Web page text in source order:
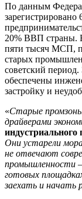
По данным
зарегистрировано
20% ВВП страны.
пяти тысяч МСП,
старых
советский
обеспечены
застройку и
«Старые
драйверами
Они устарели
не отвечают
промышленности
готовых
заехать и начать